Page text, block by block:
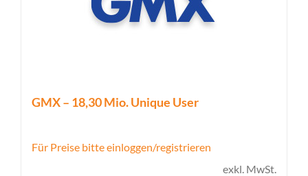
GMX – 18,30 Mio. Unique User
Für Preise bitte einloggen/registrieren
exkl. MwSt.